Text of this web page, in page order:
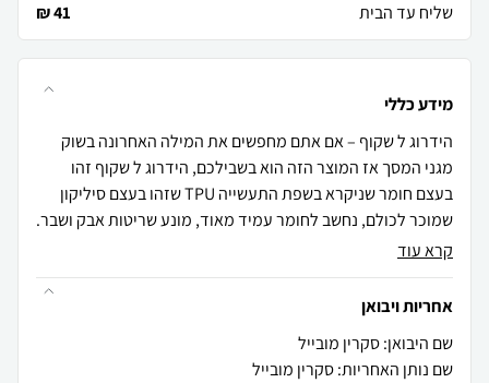
שליח עד הבית
41 ₪
מידע כללי
הידרוג ל שקוף – אם אתם מחפשים את המילה האחרונה בשוק
מגני המסך אז המוצר הזה הוא בשבילכם, הידרוג ל שקוף זהו
בעצם חומר שניקרא בשפת התעשייה TPU שזהו בעצם סיליקון
שמוכר לכולם, נחשב לחומר עמיד מאוד, מונע שריטות אבק ושבר.
קרא עוד
אחריות ויבואן
שם היבואן: סקרין מובייל
שם נותן האחריות: סקרין מובייל